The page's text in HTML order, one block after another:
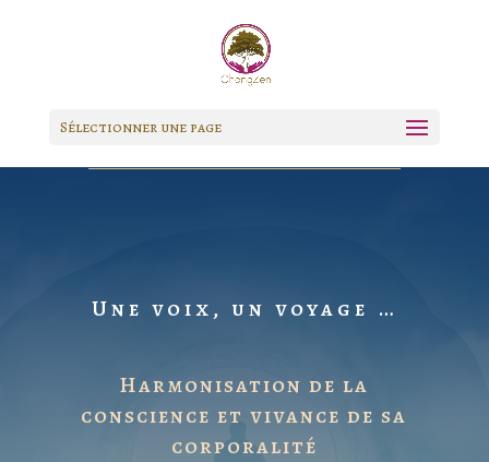
Sélectionner une page
Une voix, un voyage …
Harmonisation de la
conscience et vivance de sa
corporalité